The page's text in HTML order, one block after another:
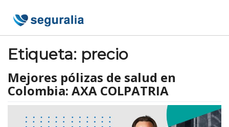
content
Etiqueta: precio
Mejores pólizas de salud en
Colombia: AXA COLPATRIA